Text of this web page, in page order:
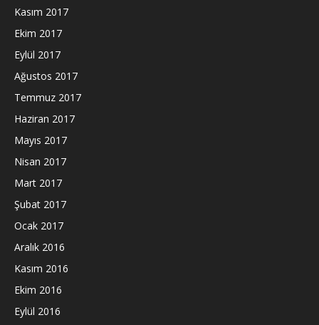
Kasım 2017
Ekim 2017
Eylül 2017
Ağustos 2017
Temmuz 2017
Haziran 2017
Mayıs 2017
Nisan 2017
Mart 2017
Şubat 2017
Ocak 2017
Aralık 2016
Kasım 2016
Ekim 2016
Eylül 2016